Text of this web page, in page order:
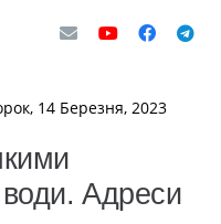
14 Березня, 2023
Адреси